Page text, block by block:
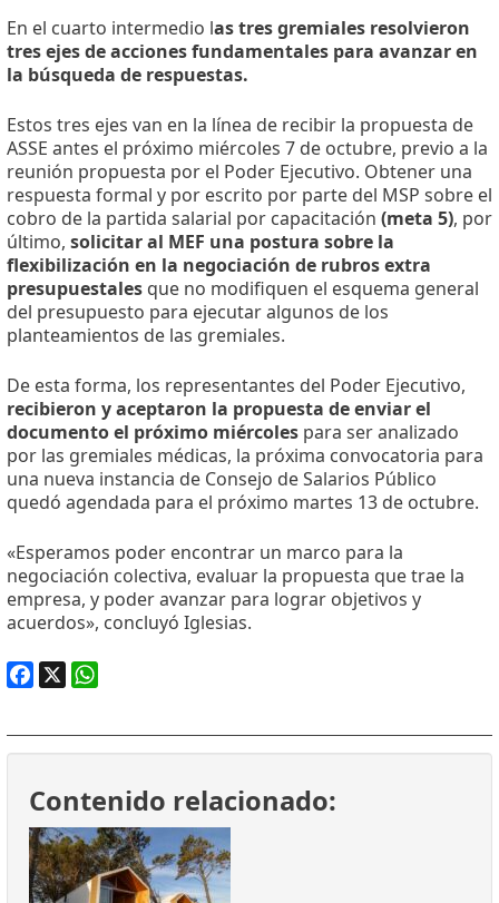
En el cuarto intermedio las tres gremiales resolvieron
tres ejes de acciones fundamentales para avanzar en
la búsqueda de respuestas.
Estos tres ejes van en la línea de recibir la propuesta de
ASSE antes el próximo miércoles 7 de octubre, previo a la
reunión propuesta por el Poder Ejecutivo. Obtener una
respuesta formal y por escrito por parte del MSP sobre el
cobro de la partida salarial por capacitación (meta 5), por
último, solicitar al MEF una postura sobre la
flexibilización en la negociación de rubros extra
presupuestales que no modifiquen el esquema general
del presupuesto para ejecutar algunos de los
planteamientos de las gremiales.
De esta forma, los representantes del Poder Ejecutivo,
recibieron y aceptaron la propuesta de enviar el
documento el próximo miércoles para ser analizado
por las gremiales médicas, la próxima convocatoria para
una nueva instancia de Consejo de Salarios Público
quedó agendada para el próximo martes 13 de octubre.
«Esperamos poder encontrar un marco para la
negociación colectiva, evaluar la propuesta que trae la
empresa, y poder avanzar para lograr objetivos y
acuerdos», concluyó Iglesias.
Contenido relacionado: